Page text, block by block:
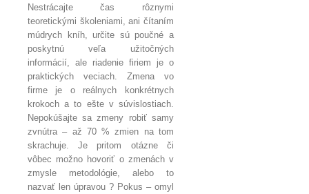
Nestrácajte čas rôznymi
teoretickými školeniami, ani čítaním
múdrych kníh, určite sú poučné a
poskytnú veľa užitočných
informácií, ale riadenie firiem je o
praktických veciach. Zmena vo
firme je o reálnych konkrétnych
krokoch a to ešte v súvislostiach.
Nepokúšajte sa zmeny robiť samy
zvnútra – až 70 % zmien na tom
skrachuje. Je pritom otázne či
vôbec možno hovoriť o zmenách v
zmysle metodológie, alebo to
nazvať len úpravou ? Pokus – omyl